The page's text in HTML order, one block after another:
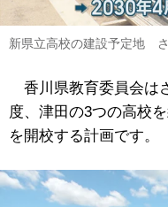
新県立高校の建設予定地
香川県教育委員会は
度、津田の3つの高校
を開校する計画です。